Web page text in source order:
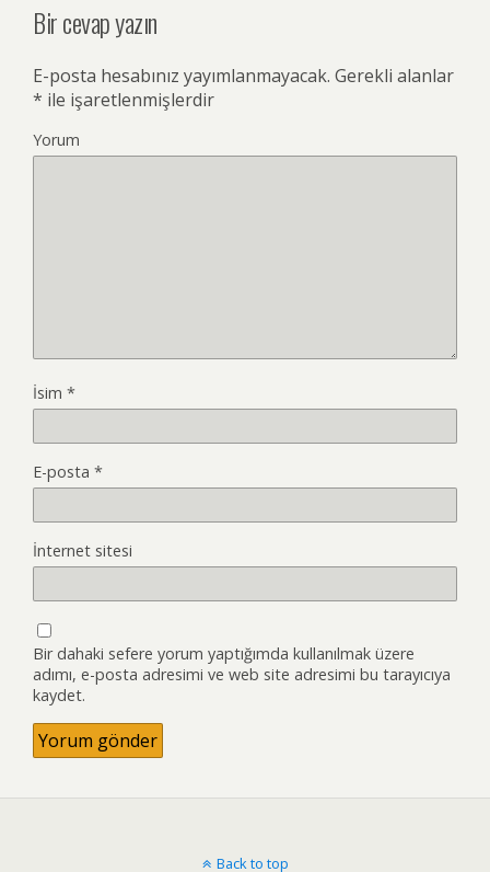
Bir cevap yazın
E-posta hesabınız yayımlanmayacak. Gerekli alanlar
* ile işaretlenmişlerdir
Yorum
İsim *
E-posta *
İnternet sitesi
Bir dahaki sefere yorum yaptığımda kullanılmak üzere
adımı, e-posta adresimi ve web site adresimi bu tarayıcıya
kaydet.
Back to top